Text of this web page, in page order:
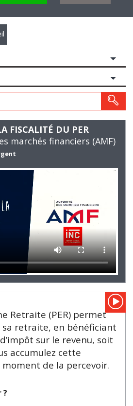
FISCALITÉ DU PER
marchés financiers (AMF)
Retraite (PER) permet
sa retraite, en bénéficiant
sur le revenu, soit
accumulez cette
de la percevoir.
?